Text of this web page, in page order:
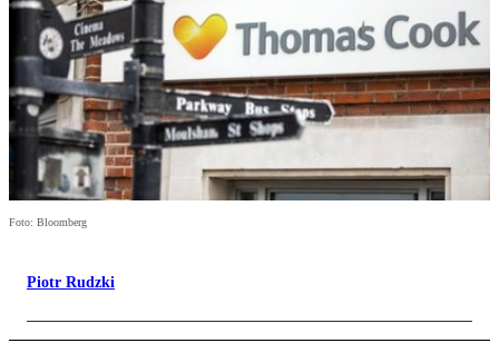
Foto: Bloomberg
Piotr Rudzki